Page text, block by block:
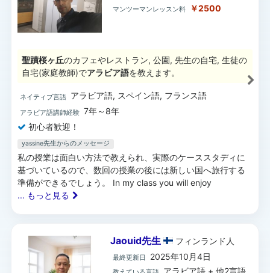
マンツーマンレッスン料 ￥2500
聖蹟桜ヶ丘のカフェやレストラン, 公園, 先生の自宅, 生徒の
自宅(家庭教師)でアラビア語を教えます。
ネイティブ言語 アラビア語, スペイン語, フランス語
アラビア語講師経験 7年～8年
初心者歓迎！
yassine先生からのメッセージ
私の授業は面白い方法で教えられ、実際のケーススタディに
基づいているので、数回の授業の後には新しい国へ旅行する
準備ができるでしょう。 In my class you will enjoy
... もっと見る
Jaouid先生 フィンランド 人
最終更新日 2025年10月4日
アラビア語 + 他2言語